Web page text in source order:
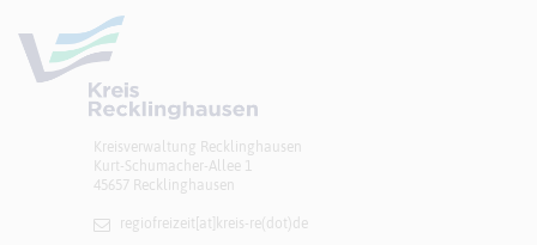
Kreisverwaltung Recklinghausen
Kurt-Schumacher-Allee 1
45657 Recklinghausen
regiofreizeit[at]​kreis-re(dot)de